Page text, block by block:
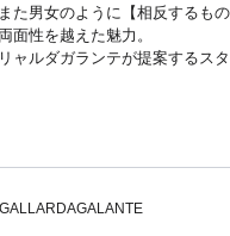
た男女のように【相反するもの
面性を越えた魅力。
ャルダガランテが提案するスタ
GALLARDAGALANTE